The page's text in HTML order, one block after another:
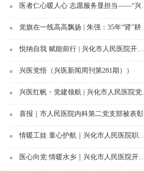
医者仁心暖人心 志愿服务显担当——“兴仁医”志愿者深耕服务，传递温情力量
党旗在一线高高飘扬 | 朱强：35年“肾”耕不辍，做百姓信赖的“生命守护者”
悦纳自我 赋能前行 | 兴化市人民医院开展《自我关怀的力量》职工心理教育培训
兴医党悟（兴医新闻周刊第281期））
兴医红帆・党建领航 | 兴化市人民医院党建工作季度纪实（第2期）
喜报｜市人民医院内科第二党支部被表彰为“兴化市先进基层党组织”
情暖工娃 童心护航｜兴化市人民医院职工子女暑期托管班暖心开班！
医心向党 情暖水乡｜兴化市人民医院开展系列党建惠民活动献礼建党节